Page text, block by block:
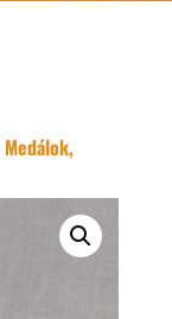
Medálok,